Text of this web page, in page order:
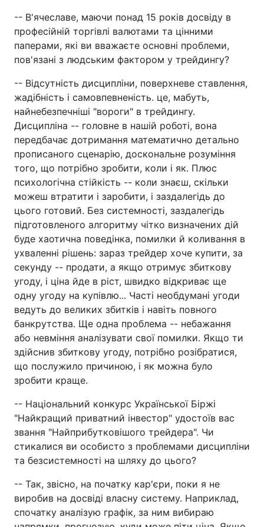
-- В'ячеславе, маючи понад 15 років досвіду в
професійній торгівлі валютами та цінними
паперами, які ви вважаєте основні проблеми,
пов'язані з людським фактором у трейдингу?
-- Відсутність дисципліни, поверхневе ставлення,
жадібність і самовпевненість. це, мабуть,
найнебезпечніші "вороги" в трейдингу.
Дисципліна -- головне в нашій роботі, вона
передбачає дотримання математично детально
прописаного сценарію, доскональне розуміння
того, що потрібно зробити, коли і як. Плюс
психологічна стійкість -- коли знаєш, скільки
можеш втратити і заробити, і заздалегідь до
цього готовий. Без системності, заздалегідь
підготовленого алгоритму чітко визначених дій
буде хаотична поведінка, помилки й коливання в
ухваленні рішень: зараз трейдер хоче купити, за
секунду -- продати, а якщо отримує збиткову
угоду, і ціна йде в ріст, швидко відкриває ще
одну угоду на купівлю... Часті необдумані угоди
ведуть до великих збитків і навіть повного
банкрутства. Ще одна проблема -- небажання
або невміння аналізувати свої помилки. Якщо ти
здійснив збиткову угоду, потрібно розібратися,
що послужило причиною, і як можна було
зробити краще.
-- Національний конкурс Української Біржі
"Найкращий приватний інвестор" удостоїв вас
звання "Найприбутковішого трейдера". Чи
стикалися ви особисто з проблемами дисципліни
та безсистемності на шляху до цього?
-- Так, звісно, на початку кар'єри, поки я не
виробив на досвіді власну систему. Наприклад,
спочатку аналізую графік, за ним вибираю